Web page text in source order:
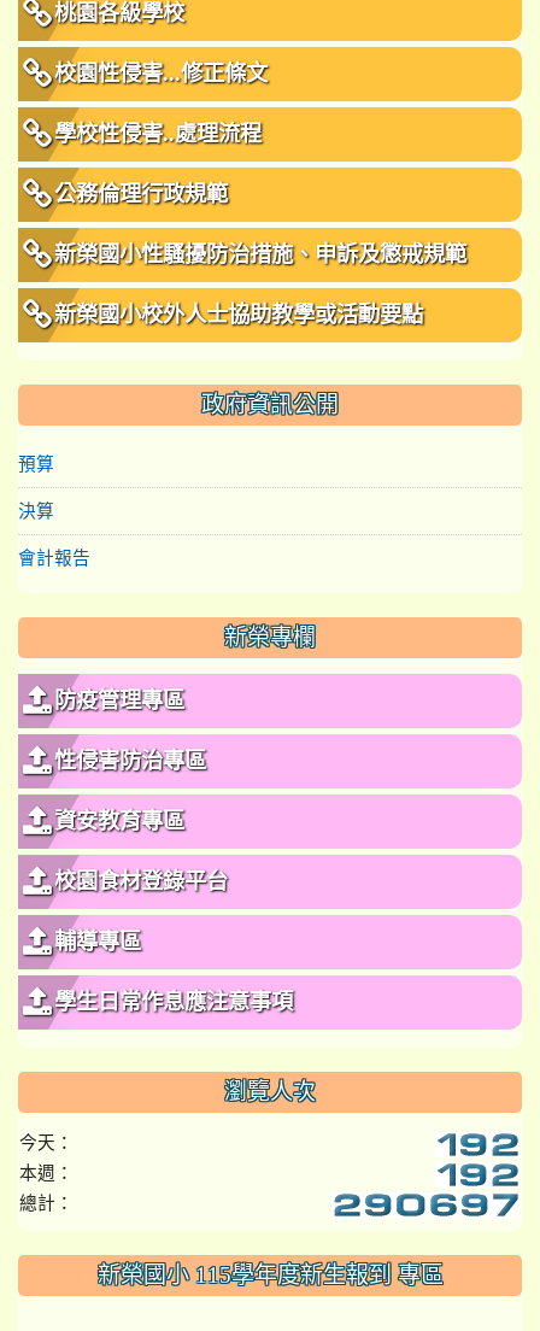
桃園各級學校
校園性侵害...修正條文
學校性侵害..處理流程
公務倫理行政規範
新榮國小性騷擾防治措施、申訴及懲戒規範
新榮國小校外人士協助教學或活動要點
政府資訊公開
預算
決算
會計報告
新榮專欄
防疫管理專區
性侵害防治專區
資安教育專區
校園食材登錄平台
輔導專區
學生日常作息應注意事項
瀏覽人次
今天：
本週：
總計：
::: 新榮國小 115學年度新生報到 專區